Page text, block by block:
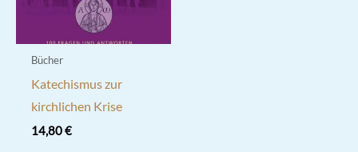
Bücher
Katechismus zur
kirchlichen Krise
14,80€